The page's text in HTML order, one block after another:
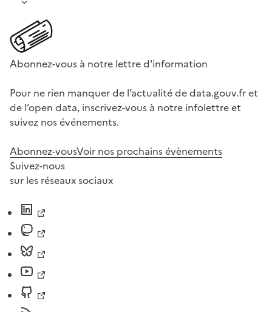
Abonnez-vous à notre lettre d'information
Pour ne rien manquer de l’actualité de data.gouv.fr et
de l’open data, inscrivez-vous à notre infolettre et
suivez nos événements.
Abonnez-vousVoir nos prochains évènements
Suivez-nous
sur les réseaux sociaux